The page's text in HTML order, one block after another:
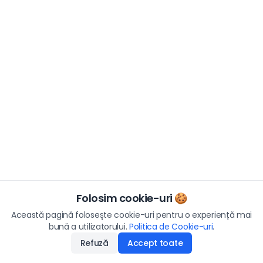
Folosim cookie-uri 🍪
Această pagină folosește cookie-uri pentru o experiență mai
bună a utilizatorului. Politica de Cookie-uri.
Refuză
Accept toate